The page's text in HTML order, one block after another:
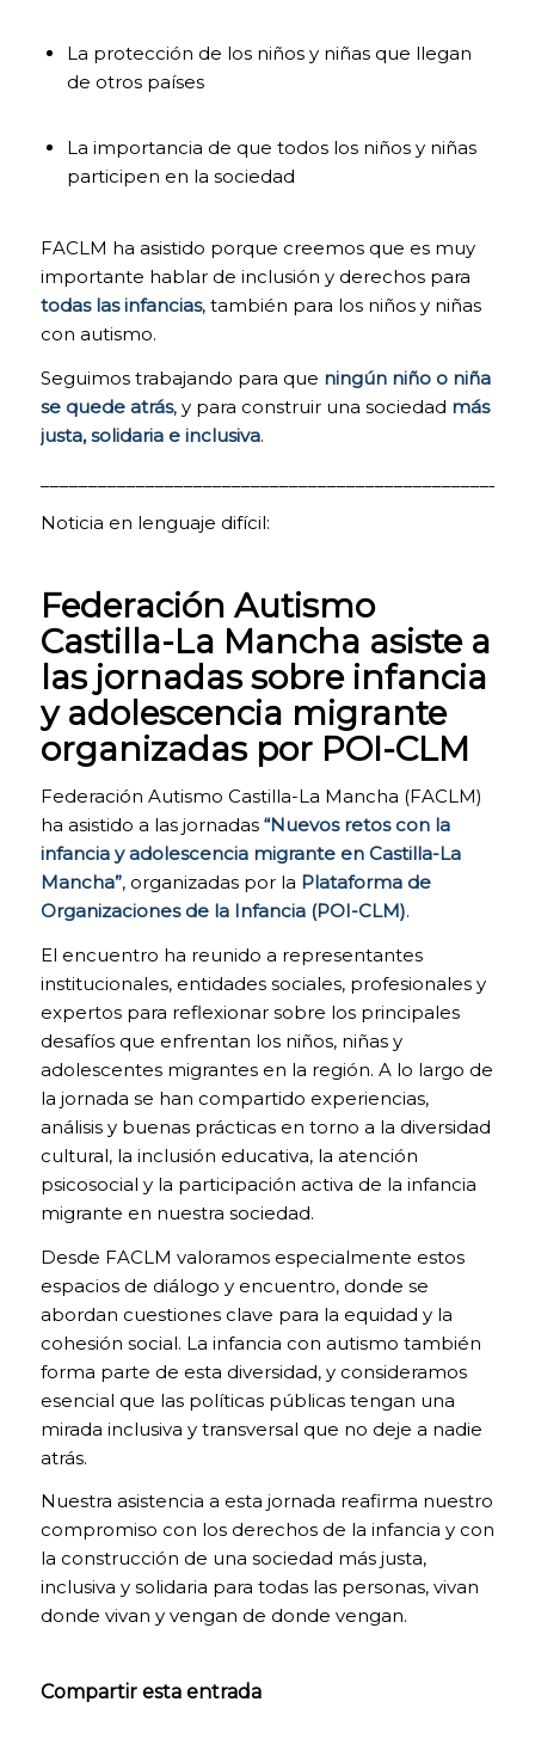
La protección de los niños y niñas que llegan
de otros países
La importancia de que todos los niños y niñas
participen en la sociedad
FACLM ha asistido porque creemos que es muy
importante hablar de inclusión y derechos para
todas las infancias, también para los niños y niñas
con autismo.
Seguimos trabajando para que ningún niño o niña
se quede atrás, y para construir una sociedad más
justa, solidaria e inclusiva.
Noticia en lenguaje difícil:
Federación Autismo
Castilla-La Mancha asiste a
las jornadas sobre infancia
y adolescencia migrante
organizadas por POI-CLM
Federación Autismo Castilla-La Mancha (FACLM)
ha asistido a las jornadas “Nuevos retos con la
infancia y adolescencia migrante en Castilla-La
Mancha”, organizadas por la Plataforma de
Organizaciones de la Infancia (POI-CLM).
El encuentro ha reunido a representantes
institucionales, entidades sociales, profesionales y
expertos para reflexionar sobre los principales
desafíos que enfrentan los niños, niñas y
adolescentes migrantes en la región. A lo largo de
la jornada se han compartido experiencias,
análisis y buenas prácticas en torno a la diversidad
cultural, la inclusión educativa, la atención
psicosocial y la participación activa de la infancia
migrante en nuestra sociedad.
Desde FACLM valoramos especialmente estos
espacios de diálogo y encuentro, donde se
abordan cuestiones clave para la equidad y la
cohesión social. La infancia con autismo también
forma parte de esta diversidad, y consideramos
esencial que las políticas públicas tengan una
mirada inclusiva y transversal que no deje a nadie
atrás.
Nuestra asistencia a esta jornada reafirma nuestro
compromiso con los derechos de la infancia y con
la construcción de una sociedad más justa,
inclusiva y solidaria para todas las personas, vivan
donde vivan y vengan de donde vengan.
Compartir esta entrada
identificarte,
darte acceso a
restringidas de
la página si
fuese
diferentes
opciones o
servicios ya
seleccionados
preferencias de
privacidad. Por
ello, están
activadas por
siendo
autorización al
configuración
de tu
navegador,
puedes
bloquear o
alertar de la
presencia de
este tipo de
dicho bloqueo
afectará al
correcto
funcionamiento
de las distintas
funcionalidades
página web.
COOKIES DE
ANÁLISIS. Para
la mejora
continua de
nuestra página
web. Puedes
activarlas o
desactivarlas.
Las cookies de
análisis nos
permiten
estudiar la
navegación de
los usuarios de
web en general
(por ejemplo,
qué secciones
de la página son
qué servicios se
usan más y si
funcionan
correctamente,
etc.). A partir de
la información
nuestra página
web, podemos